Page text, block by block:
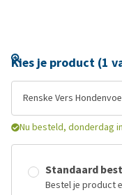
Kies je product (1
Renske Vers
Nu besteld, donderdag
Standaard
Bestel je product